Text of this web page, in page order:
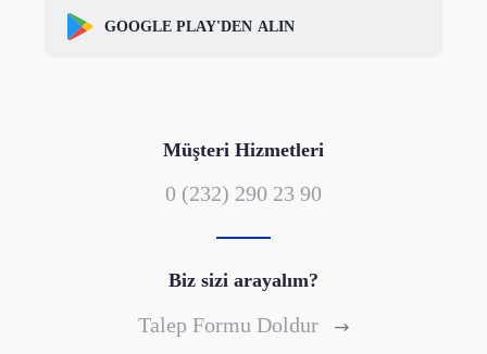
GOOGLE PLAY'DEN ALIN
Müşteri Hizmetleri
0 (232) 290 23 90
Biz sizi arayalım?
Talep Formu Doldur